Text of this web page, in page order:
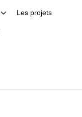
Les projets